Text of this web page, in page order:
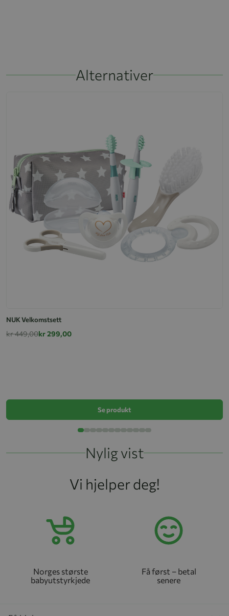
Alternativer
NUK Velkomstsett
kr 449,00kr 299,00
Se produkt
Nylig vist
Vi hjelper deg!
Norges største
babyutstyrkjede
Få først – betal
senere